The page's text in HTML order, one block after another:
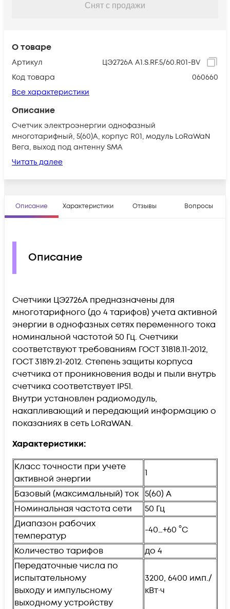
О товаре
Артикул
ЦЭ2726А А1.S.RF.5/60.R01-BV
Код товара
060660
Все характеристики
Описание
Счетчик электроэнергии однофазный
многотарифный, 5(60)А, корпус R01, модуль LoRaWaN
Вега, выход под антенну SMA
Читать далее
Снят с продажи
Описание Характеристики Отзывы Вопросы
Описание
Счетчики ЦЭ2726А предназначены для
многотарифного (до 4 тарифов) учета активной
энергии в однофазных сетях переменного тока
номинальной частотой 50 Гц. Счетчики
соответствуют требованиям ГОСТ 31818.11-2012,
ГОСТ 31819.21-2012. Степень защиты корпуса
счетчика от проникновения воды и пыли внутрь
счетчика соответствует IP51.
Внутри установлен радиомодуль,
накапливающий и передающий информацию о
показаниях в сеть LoRaWAN.
Характеристики:
Класс точности при учете
активной энергии
1
Базовый (максимальный) ток 5(60) А
Номинальная частота сети
50 Гц
Диапазон рабочих
температур
-40…+60 °С
Количество тарифов
до 4
Передаточные числа по
испытательному
выходу и импульсному
выходному устройству
3200, 6400 имп./
кВт·ч